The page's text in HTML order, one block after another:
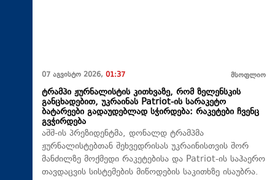
07 აგვისტო 2026, 01:37 მსოფლიო
ტრამპი ჟურნალისტის კითხვაზე, რომ ზელენსკის
განცხადებით, უკრაინას Patriot-ის სარაკეტო
ბატარეები გადაუდებლად სჭირდება: რაკეტები ჩვენც
გვჭირდება
აშშ-ის პრეზიდენტმა, დონალდ ტრამპმა
ჟურნალისტებთან შეხვედრისას უკრაინისთვის შორ
მანძილზე მოქმედი რაკეტებისა და Patriot-ის საჰაერო
თავდაცვის სისტემების მიწოდების საკითხზე ისაუბრა.